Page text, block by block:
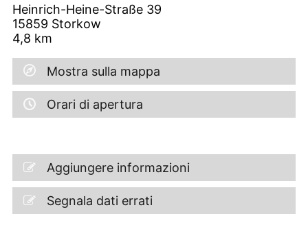
Heinrich-Heine-Straße 39
15859 Storkow
4,8 km
Mostra sulla mappa
Orari di apertura
Aggiungere informazioni
Segnala dati errati